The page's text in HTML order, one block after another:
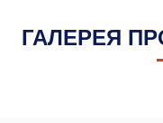
ГАЛЕРЕЯ